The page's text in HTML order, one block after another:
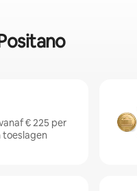
€ 225 per
toeslagen